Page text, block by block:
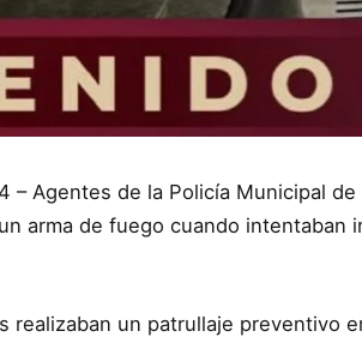
– Agentes de la Policía Municipal de
arma de fuego cuando intentaban
un patrullaje preventivo